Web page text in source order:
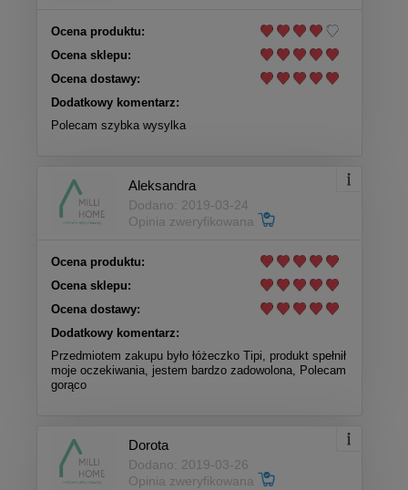
Ocena produktu:
Ocena sklepu:
Ocena dostawy:
Dodatkowy komentarz:
Polecam szybka wysylka
Aleksandra
Dodano: 2019-03-24
Opinia zweryfikowana
Ocena produktu:
Ocena sklepu:
Ocena dostawy:
Dodatkowy komentarz:
Przedmiotem zakupu było łóżeczko Tipi, produkt spełnił
moje oczekiwania, jestem bardzo zadowolona, Polecam
gorąco
Dorota
Dodano: 2019-03-26
Opinia zweryfikowana